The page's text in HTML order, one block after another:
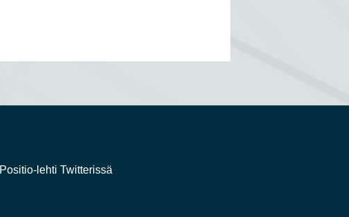
Positio-lehti Twitterissä